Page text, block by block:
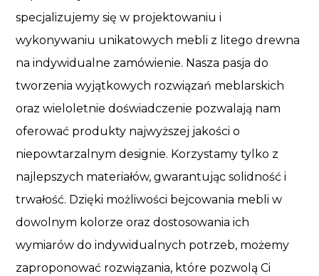
specjalizujemy się w projektowaniu i
wykonywaniu unikatowych mebli z litego drewna
na indywidualne zamówienie. Nasza pasja do
tworzenia wyjątkowych rozwiązań meblarskich
oraz wieloletnie doświadczenie pozwalają nam
oferować produkty najwyższej jakości o
niepowtarzalnym designie. Korzystamy tylko z
najlepszych materiałów, gwarantując solidność i
trwałość. Dzięki możliwości bejcowania mebli w
dowolnym kolorze oraz dostosowania ich
wymiarów do indywidualnych potrzeb, możemy
zaproponować rozwiązania, które pozwolą Ci